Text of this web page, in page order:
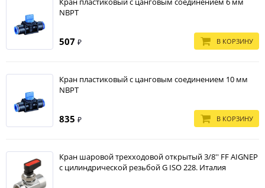
NBPT
507 ₽ В КОРЗИНУ
Кран пластиковый с цанговым соединением 10 мм
NBPT
835 ₽ В КОРЗИНУ
Кран шаровой трехходовой открытый 3/8'' FF AIGNEP
с цилиндрической резьбой G ISO 228. Италия